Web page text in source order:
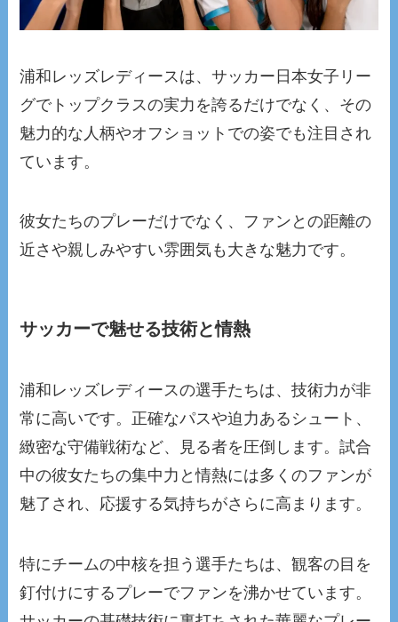
浦和レッズレディースは、サッカー日本女子リー
グでトップクラスの実力を誇るだけでなく、その
魅力的な人柄やオフショットでの姿でも注目され
ています。
彼女たちのプレーだけでなく、ファンとの距離の
近さや親しみやすい雰囲気も大きな魅力です。
サッカーで魅せる技術と情熱
浦和レッズレディースの選手たちは、技術力が非
常に高いです。正確なパスや迫力あるシュート、
緻密な守備戦術など、見る者を圧倒します。試合
中の彼女たちの集中力と情熱には多くのファンが
魅了され、応援する気持ちがさらに高まります。
特にチームの中核を担う選手たちは、観客の目を
釘付けにするプレーでファンを沸かせています。